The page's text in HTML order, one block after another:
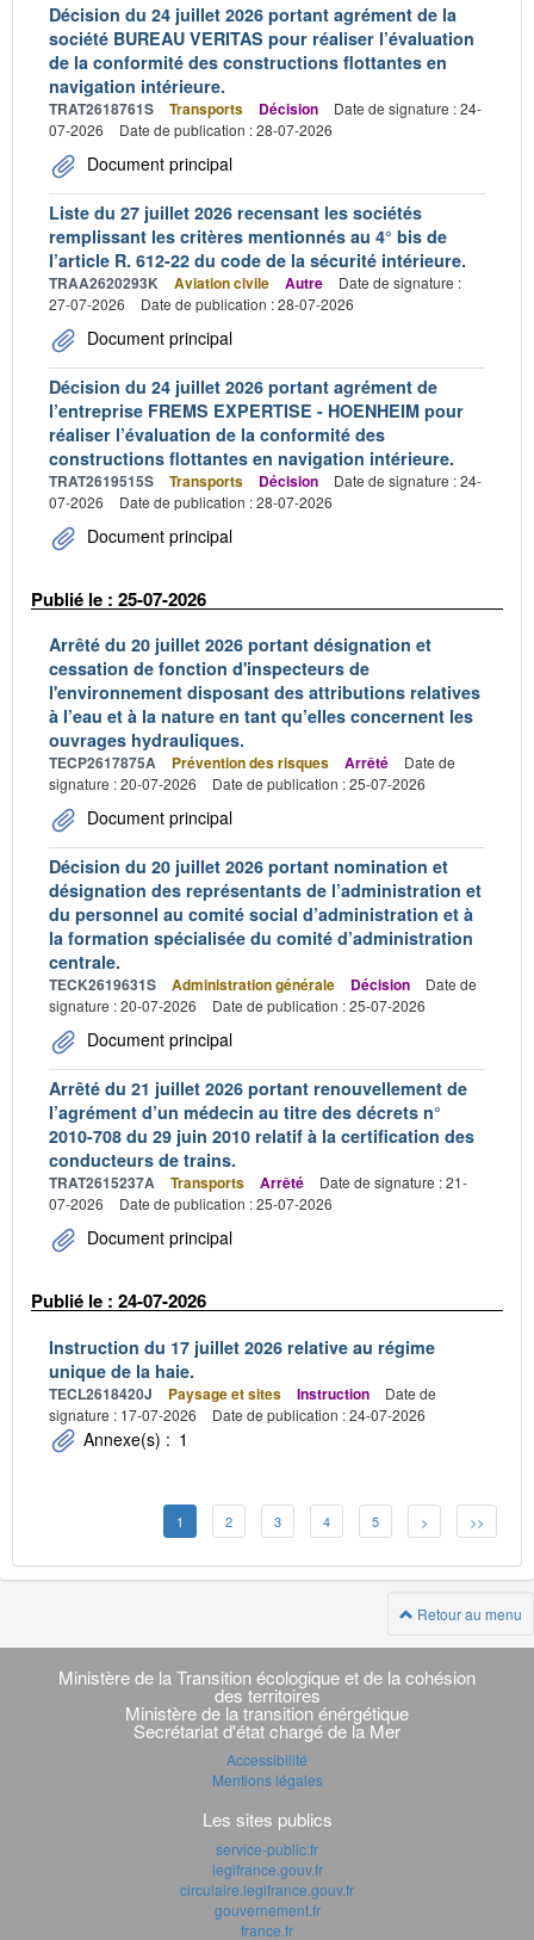
Décision du 24 juillet 2026 portant agrément de la
société BUREAU VERITAS pour réaliser l’évaluation
de la conformité des constructions flottantes en
navigation intérieure.
TRAT2618761S Transports Décision
Date de signature : 24-
07-2026
Date de publication : 28-07-2026
Document principal
Liste du 27 juillet 2026 recensant les sociétés
remplissant les critères mentionnés au 4° bis de
l’article R. 612-22 du code de la sécurité intérieure.
TRAA2620293K Aviation civile Autre
Date de signature :
27-07-2026
Date de publication : 28-07-2026
Document principal
Décision du 24 juillet 2026 portant agrément de
l’entreprise FREMS EXPERTISE - HOENHEIM pour
réaliser l’évaluation de la conformité des
constructions flottantes en navigation intérieure.
TRAT2619515S Transports Décision
Date de signature : 24-
07-2026
Date de publication : 28-07-2026
Document principal
Publié le : 25-07-2026
Arrêté du 20 juillet 2026 portant désignation et
cessation de fonction d'inspecteurs de
l'environnement disposant des attributions relatives
à l’eau et à la nature en tant qu’elles concernent les
ouvrages hydrauliques.
TECP2617875A Prévention des risques Arrêté
Date de
signature : 20-07-2026
Date de publication : 25-07-2026
Document principal
Décision du 20 juillet 2026 portant nomination et
désignation des représentants de l’administration et
du personnel au comité social d’administration et à
la formation spécialisée du comité d’administration
centrale.
TECK2619631S Administration générale Décision
Date de
signature : 20-07-2026
Date de publication : 25-07-2026
Document principal
Arrêté du 21 juillet 2026 portant renouvellement de
l’agrément d’un médecin au titre des décrets n°
2010-708 du 29 juin 2010 relatif à la certification des
conducteurs de trains.
TRAT2615237A Transports Arrêté
Date de signature : 21-
07-2026
Date de publication : 25-07-2026
Document principal
Publié le : 24-07-2026
Instruction du 17 juillet 2026 relative au régime
unique de la haie.
TECL2618420J Paysage et sites Instruction
Date de
signature : 17-07-2026
Date de publication : 24-07-2026
Annexe(s) : 1
1 2 3 4 5 > >>
Retour au menu
Navigation
transverse
Ministère de la Transition écologique et de la cohésion
des territoires
Ministère de la transition énérgétique
Secrétariat d'état chargé de la Mer
Accessibilité
Mentions légales
Les sites publics
service-public.fr
legifrance.gouv.fr
circulaire.legifrance.gouv.fr
gouvernement.fr
france.fr